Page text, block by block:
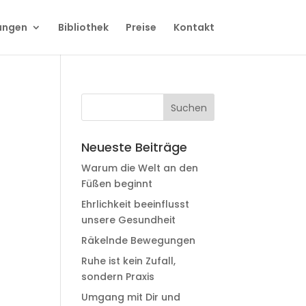
Bibliothek Preise Kontakt
Neueste Beiträge
Warum die Welt an den
Füßen beginnt
Ehrlichkeit beeinflusst
unsere Gesundheit
Räkelnde Bewegungen
Ruhe ist kein Zufall,
sondern Praxis
Umgang mit Dir und